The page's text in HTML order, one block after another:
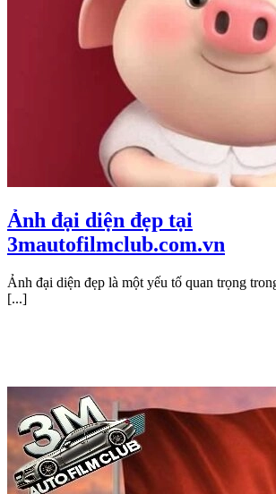
Ảnh đại diện đẹp tại
3mautofilmclub.com.vn
Ảnh đại diện đẹp là một yếu tố quan trọng
[...]